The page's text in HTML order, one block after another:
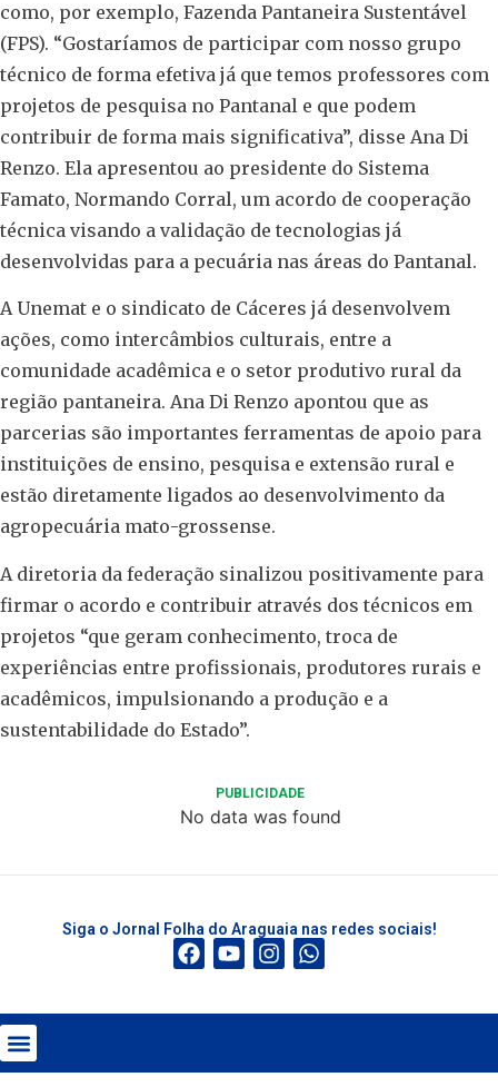
como, por exemplo, Fazenda Pantaneira Sustentável
(FPS). “Gostaríamos de participar com nosso grupo
técnico de forma efetiva já que temos professores com
projetos de pesquisa no Pantanal e que podem
contribuir de forma mais significativa”, disse Ana Di
Renzo. Ela apresentou ao presidente do Sistema
Famato, Normando Corral, um acordo de cooperação
técnica visando a validação de tecnologias já
desenvolvidas para a pecuária nas áreas do Pantanal.
A Unemat e o sindicato de Cáceres já desenvolvem
ações, como intercâmbios culturais, entre a
comunidade acadêmica e o setor produtivo rural da
região pantaneira. Ana Di Renzo apontou que as
parcerias são importantes ferramentas de apoio para
instituições de ensino, pesquisa e extensão rural e
estão diretamente ligados ao desenvolvimento da
agropecuária mato-grossense.
A diretoria da federação sinalizou positivamente para
firmar o acordo e contribuir através dos técnicos em
projetos “que geram conhecimento, troca de
experiências entre profissionais, produtores rurais e
acadêmicos, impulsionando a produção e a
sustentabilidade do Estado”.
PUBLICIDADE
No data was found
Siga o Jornal Folha do Araguaia nas redes sociais!